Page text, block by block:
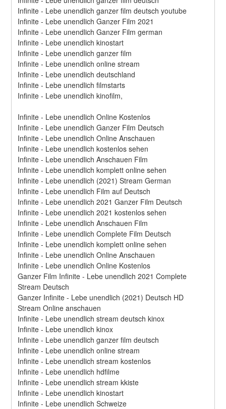
Infinite - Lebe unendlich ganzer film deutsch youtube
Infinite - Lebe unendlich Ganzer Film 2021
Infinite - Lebe unendlich Ganzer Film german
Infinite - Lebe unendlich kinostart
Infinite - Lebe unendlich ganzer film
Infinite - Lebe unendlich online stream
Infinite - Lebe unendlich deutschland
Infinite - Lebe unendlich filmstarts
Infinite - Lebe unendlich kinofilm,
Infinite - Lebe unendlich Online Kostenlos
Infinite - Lebe unendlich Ganzer Film Deutsch
Infinite - Lebe unendlich Online Anschauen
Infinite - Lebe unendlich kostenlos sehen
Infinite - Lebe unendlich Anschauen Film
Infinite - Lebe unendlich komplett online sehen
Infinite - Lebe unendlich (2021) Stream German
Infinite - Lebe unendlich Film auf Deutsch
Infinite - Lebe unendlich 2021 Ganzer Film Deutsch
Infinite - Lebe unendlich 2021 kostenlos sehen
Infinite - Lebe unendlich Anschauen Film
Infinite - Lebe unendlich Complete Film Deutsch
Infinite - Lebe unendlich komplett online sehen
Infinite - Lebe unendlich Online Anschauen
Infinite - Lebe unendlich Online Kostenlos
Ganzer Film Infinite - Lebe unendlich 2021 Complete
Stream Deutsch
Ganzer Infinite - Lebe unendlich (2021) Deutsch HD
Stream Online anschauen
Infinite - Lebe unendlich stream deutsch kinox
Infinite - Lebe unendlich kinox
Infinite - Lebe unendlich ganzer film deutsch
Infinite - Lebe unendlich online stream
Infinite - Lebe unendlich stream kostenlos
Infinite - Lebe unendlich hdfilme
Infinite - Lebe unendlich stream kkiste
Infinite - Lebe unendlich kinostart
Infinite - Lebe unendlich Schweize